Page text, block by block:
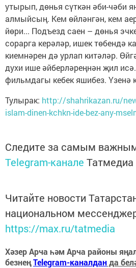
утырып, дөнья сүткән әби-чәби
алмыйсың. Кем өйләнгән, кем
йөри... Подъезд саен – дөнья
сорарга керәләр, ишек төбендә
киемнәрен дә урлап китәләр.
духи ише әйберләреңнән җил
фильмдагы кебек яшибез. Үзенә
Тулырак: http://shahrikazan.ru/
islam-dinen-kchkn-ide-bez-any-
Следите за самым
Telegram-канале Татмедиа
Читайте новости
национальном
https://max.ru/tatmedia
Хәзер Арча һәм Арча районы
безнеңTelegram-каналданда